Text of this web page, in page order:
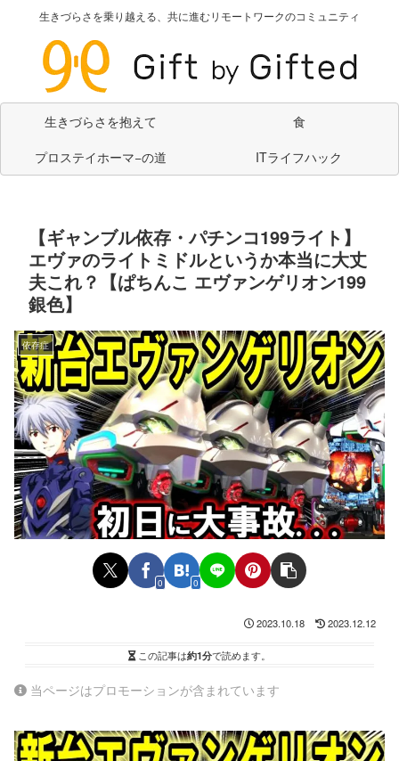
生きづらさを乗り越える、共に進むリモートワークのコミュニティ
生きづらさを抱えて
食
プロステイホーマ−の道
ITライフハック
【ギャンブル依存・パチンコ199ライト】
エヴァのライトミドルというか本当に大丈
夫これ？【ぱちんこ エヴァンゲリオン199
銀色】
依存症
0 0
2023.10.18 2023.12.12
この記事は約1分で読めます。
当ページはプロモーションが含まれています